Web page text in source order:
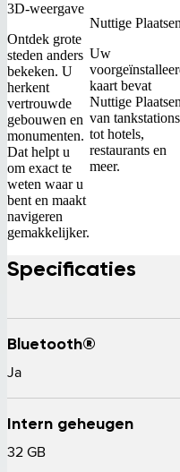
3D-weergave
Ontdek grote
steden anders
bekeken. U
herkent
vertrouwde
gebouwen en
monumenten.
Dat helpt u
om exact te
weten waar u
bent en maakt
navigeren
gemakkelijker.
Nuttige Plaatsen
Uw
kaart bevat
Nuttige
van tankstations
tot hotels,
restaurants en
meer.
Specificaties
Bluetooth®
Ja
Intern geheugen
32 GB